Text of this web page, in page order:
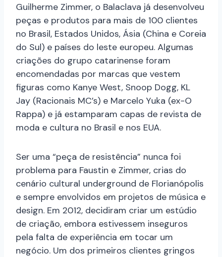
Guilherme Zimmer, o Balaclava já desenvolveu
peças e produtos para mais de 100 clientes
no Brasil, Estados Unidos, Ásia (China e Coreia
do Sul) e países do leste europeu. Algumas
criações do grupo catarinense foram
encomendadas por marcas que vestem
figuras como Kanye West, Snoop Dogg, KL
Jay (Racionais MC’s) e Marcelo Yuka (ex-O
Rappa) e já estamparam capas de revista de
moda e cultura no Brasil e nos EUA.
Ser uma “peça de resistência” nunca foi
problema para Faustin e Zimmer, crias do
cenário cultural underground de Florianópolis
e sempre envolvidos em projetos de música e
design. Em 2012, decidiram criar um estúdio
de criação, embora estivessem inseguros
pela falta de experiência em tocar um
negócio. Um dos primeiros clientes gringos